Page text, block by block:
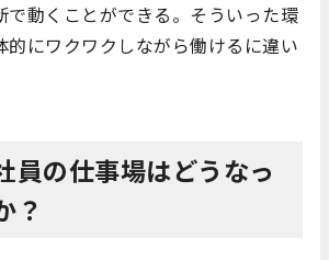
で動くことができる。そういった環
的にワクワクしながら働けるに違い
員の仕事場はどうなっ
？